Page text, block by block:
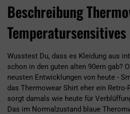
Beschreibung
Wusstest Du, dass es Kleidung aus
schon in den guten alten 90ern gab?
neusten Entwicklungen von heute -
das Thermowear Shirt eher ein
sorgt damals wie heute für
Das im Normalzustand blaue